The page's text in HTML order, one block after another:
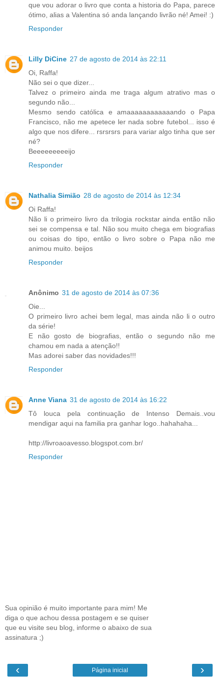
que vou adorar o livro que conta a historia do Papa, parece
ótimo, alias a Valentina só anda lançando livrão né! Amei! :)
Responder
Lilly DiCine 27 de agosto de 2014 às 22:11
Oi, Raffa!
Não sei o que dizer...
Talvez o primeiro ainda me traga algum atrativo mas o
segundo não...
Mesmo sendo católica e amaaaaaaaaaaaando o Papa
Francisco, não me apetece ler nada sobre futebol... isso é
algo que nos difere... rsrsrsrs para variar algo tinha que ser
né?
Beeeeeeeeeijo
Responder
Nathalia Simião 28 de agosto de 2014 às 12:34
Oi Raffa!
Não li o primeiro livro da trilogia rockstar ainda então não
sei se compensa e tal. Não sou muito chega em biografias
ou coisas do tipo, então o livro sobre o Papa não me
animou muito. beijos
Responder
Anônimo 31 de agosto de 2014 às 07:36
Oie...
O primeiro livro achei bem legal, mas ainda não li o outro
da série!
E não gosto de biografias, então o segundo não me
chamou em nada a atenção!!
Mas adorei saber das novidades!!!
Responder
Anne Viana 31 de agosto de 2014 às 16:22
Tô louca pela continuação de Intenso Demais..vou
mendigar aqui na familia pra ganhar logo..hahahaha...
http://livroaoavesso.blogspot.com.br/
Responder
Sua opinião é muito importante para mim! Me
diga o que achou dessa postagem e se quiser
que eu visite seu blog, informe o abaixo de sua
assinatura ;)
‹ ›
Página inicial